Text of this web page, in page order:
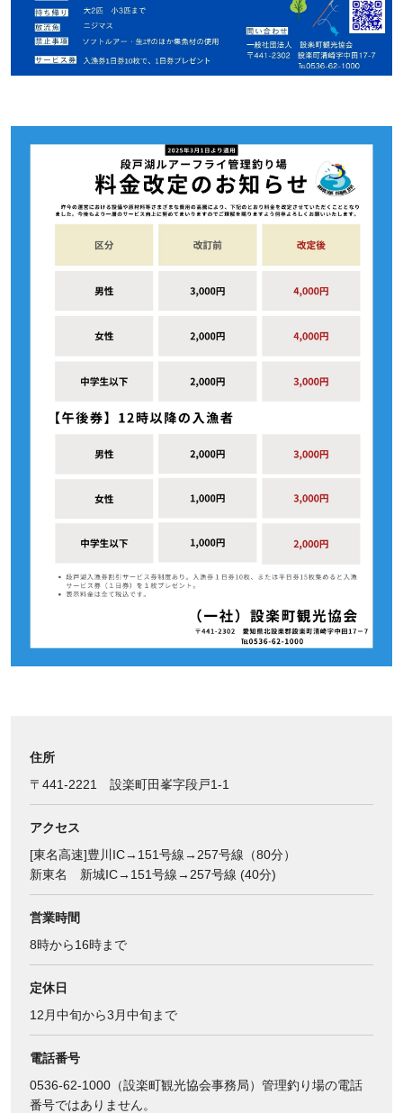
住所
〒441-2221 設楽町田峯字段戸1-1
アクセス
[東名高速]豊川IC→151号線→257号線（80分）
新東名 新城IC→151号線→257号線 (40分)
営業時間
8時から16時まで
定休日
12月中旬から3月中旬まで
電話番号
0536-62-1000（設楽町観光協会事務局）管理釣り場の電話
番号ではありません。